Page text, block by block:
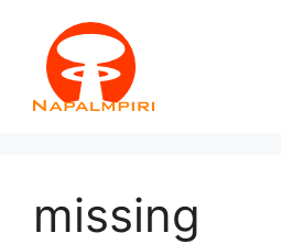
contenuto
missing